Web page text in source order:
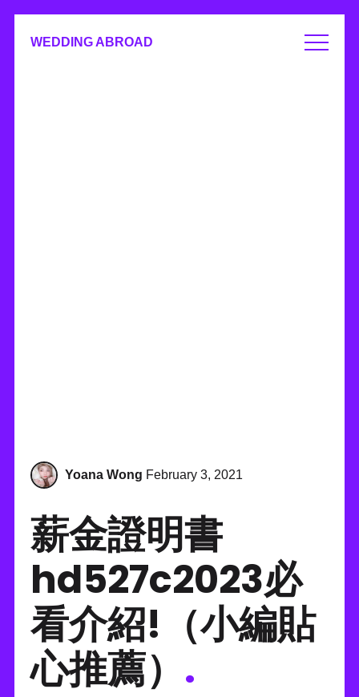
WEDDING ABROAD
Yoana Wong February 3, 2021
薪金證明書
hd527c2023必
看介紹!（小編貼
心推薦） .